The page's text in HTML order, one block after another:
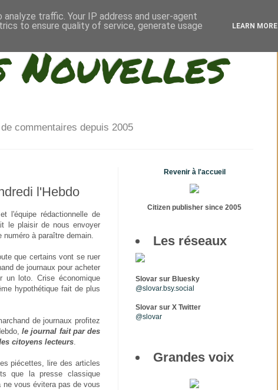
commentaires depuis 2005
l'Hebdo
l'équipe rédactionnelle de
le plaisir de nous envoyer
à paraître demain.
que certains vont se ruer
de journaux pour acheter
loto. Crise économique
hypothétique fait de plus
de journaux profitez
le journal fait par des
citoyens lecteurs.
piécettes, lire des articles
que la presse classique
ne vous évitera pas de vous
Revenir à l'accueil
Citizen publisher since 2005
Les réseaux
Slovar sur Bluesky
@slovar.bsy.social
Slovar sur X Twitter
@slovar
Grandes voix
traffic. Your IP address and user-agent
to ensure quality of service, generate usage
LEARN MORE